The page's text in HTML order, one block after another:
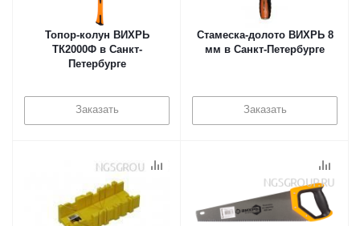
Топор-колун ВИХРЬ
ТК2000Ф в Санкт-
Петербурге
Заказать
Стамеска-долото ВИХРЬ 8
мм в Санкт-Петербурге
Заказать